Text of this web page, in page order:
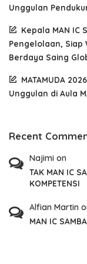
Unggulan
Kepala MAN IC
Pengelolaan, Siap
Berdaya Saing
MATAMUDA
Unggulan di Aula
Recent
Najimi on
TAK MAN IC
KOMPETENSI
Alfian Martin
MAN IC